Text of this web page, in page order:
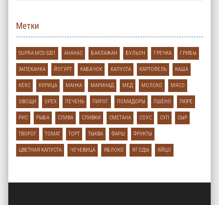
Метки
SUPRA MCS-5201 АНАНАС БАКЛАЖАН БУЛЬОН ГРЕЧКА ГРИБЫ
ЗАПЕКАНКА ЙОГУРТ КАБАЧОК КАПУСТА КАРТОФЕЛЬ КАША
КЕКС КУРИЦА МАНКА МАРИНАД МЕД МОЛОКО МЯСО
ОВОЩИ ОРЕХ ПЕЧЕНЬ ПИРОГ ПОМИДОРЫ ПШЕНО ПЮРЕ
РИС РЫБА СЛИВА СЛИВКИ СМЕТАНА СОУС СУП СЫР
ТВОРОГ ТОМАТ ТОРТ ТЫКВА ФАРШ ФРУКТЫ
ЦВЕТНАЯ КАПУСТА ЧЕЧЕВИЦА ЯБЛОКО ЯГОДЫ ЯЙЦО